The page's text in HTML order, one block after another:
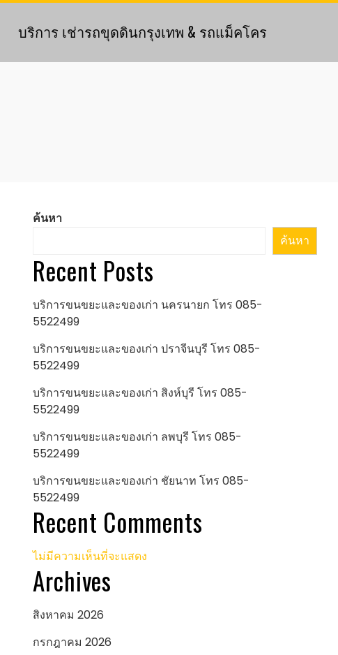
บริการ เช่ารถขุดดินกรุงเทพ & รถแม็คโคร
ค้นหา
ค้นหา
Recent Posts
บริการขนขยะและของเก่า นครนายก โทร 085-
5522499
บริการขนขยะและของเก่า ปราจีนบุรี โทร 085-
5522499
บริการขนขยะและของเก่า สิงห์บุรี โทร 085-
5522499
บริการขนขยะและของเก่า ลพบุรี โทร 085-
5522499
บริการขนขยะและของเก่า ชัยนาท โทร 085-
5522499
Recent Comments
ไม่มีความเห็นที่จะแสดง
Archives
สิงหาคม 2026
กรกฎาคม 2026